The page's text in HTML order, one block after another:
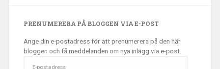
PRENUMERERA PÅ BLOGGEN VIA E-POST
Ange din e-postadress för att prenumerera på den här
bloggen och få meddelanden om nya inlägg via e-post.
postadress